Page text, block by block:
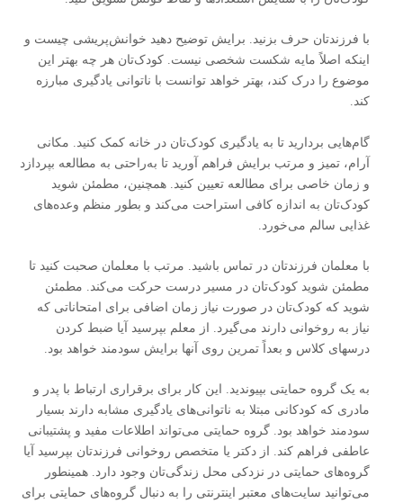
با فرزندتان حرف بزنید. برایش توضیح دهید خوانش‌پریشی چیست و
اینکه اصلاً مایه شکست شخصی نیست. کودک‌تان هر چه بهتر این
موضوع را درک کند، بهتر خواهد توانست با ناتوانی یادگیری مبارزه
کند.
گام‌هایی بردارید تا به یادگیری کودک‌تان در خانه کمک کنید. مکانی
آرام، تمیز و مرتب برایش فراهم آورید تا به‌راحتی به مطالعه بپردازد
و زمان خاصی برای مطالعه تعیین کنید. همچنین، مطمئن شوید
کودک‌تان به اندازه کافی استراحت می‌کند و بطور منظم وعده‌های
غذایی سالم می‌خورد.
با معلمان فرزندتان در تماس باشید. مرتب با معلمان صحبت کنید تا
مطمئن شوید کودک‌تان در مسیر درست حرکت می‌کند. مطمئن
شوید که کودک‌تان در صورت نیاز زمان اضافی برای امتحاناتی که
نیاز به روخوانی دارند می‌گیرد. از معلم بپرسید آیا ضبط کردن
درسهای کلاس و بعداً تمرین روی آنها برایش سودمند خواهد بود.
به یک گروه حمایتی بپیوندید. این کار برای برقراری ارتباط با پدر و
مادری که کودکانی مبتلا به ناتوانی‌های یادگیری مشابه دارند بسیار
سودمند خواهد بود. گروه حمایتی می‌تواند اطلاعات مفید و پشتیبانی
عاطفی فراهم کند. از دکتر یا متخصص روخوانی فرزندتان بپرسید آیا
گروه‌های حمایتی در نزدکی محل زندگی‌تان وجود دارد. همینطور
می‌توانید سایت‌های معتبر اینترنتی را به دنبال گروه‌های حمایتی برای